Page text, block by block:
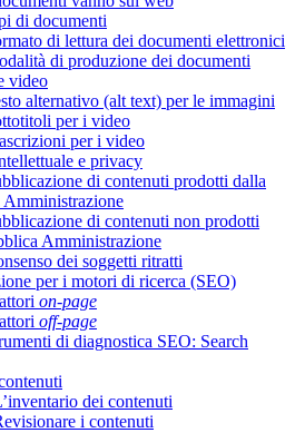
di documenti
di lettura dei documenti elettronici
di produzione dei documenti
video
alternativo (alt text) per le immagini
per i video
per i video
e privacy
di contenuti prodotti dalla
Amministrazione
di contenuti non prodotti
Amministrazione
dei soggetti ritratti
per i motori di ricerca (SEO)
on-page
off-page
di diagnostica SEO: Search
dei contenuti
i contenuti